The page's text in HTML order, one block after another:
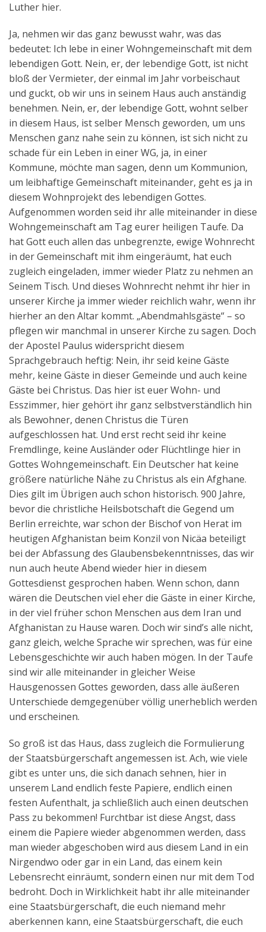
Luther hier.
Ja, nehmen wir das ganz bewusst wahr, was das
bedeutet: Ich lebe in einer Wohngemeinschaft mit dem
lebendigen Gott. Nein, er, der lebendige Gott, ist nicht
bloß der Vermieter, der einmal im Jahr vorbeischaut
und guckt, ob wir uns in seinem Haus auch anständig
benehmen. Nein, er, der lebendige Gott, wohnt selber
in diesem Haus, ist selber Mensch geworden, um uns
Menschen ganz nahe sein zu können, ist sich nicht zu
schade für ein Leben in einer WG, ja, in einer
Kommune, möchte man sagen, denn um Kommunion,
um leibhaftige Gemeinschaft miteinander, geht es ja in
diesem Wohnprojekt des lebendigen Gottes.
Aufgenommen worden seid ihr alle miteinander in diese
Wohngemeinschaft am Tag eurer heiligen Taufe. Da
hat Gott euch allen das unbegrenzte, ewige Wohnrecht
in der Gemeinschaft mit ihm eingeräumt, hat euch
zugleich eingeladen, immer wieder Platz zu nehmen an
Seinem Tisch. Und dieses Wohnrecht nehmt ihr hier in
unserer Kirche ja immer wieder reichlich wahr, wenn ihr
hierher an den Altar kommt. „Abendmahlsgäste“ – so
pflegen wir manchmal in unserer Kirche zu sagen. Doch
der Apostel Paulus widerspricht diesem
Sprachgebrauch heftig: Nein, ihr seid keine Gäste
mehr, keine Gäste in dieser Gemeinde und auch keine
Gäste bei Christus. Das hier ist euer Wohn- und
Esszimmer, hier gehört ihr ganz selbstverständlich hin
als Bewohner, denen Christus die Türen
aufgeschlossen hat. Und erst recht seid ihr keine
Fremdlinge, keine Ausländer oder Flüchtlinge hier in
Gottes Wohngemeinschaft. Ein Deutscher hat keine
größere natürliche Nähe zu Christus als ein Afghane.
Dies gilt im Übrigen auch schon historisch. 900 Jahre,
bevor die christliche Heilsbotschaft die Gegend um
Berlin erreichte, war schon der Bischof von Herat im
heutigen Afghanistan beim Konzil von Nicäa beteiligt
bei der Abfassung des Glaubensbekenntnisses, das wir
nun auch heute Abend wieder hier in diesem
Gottesdienst gesprochen haben. Wenn schon, dann
wären die Deutschen viel eher die Gäste in einer Kirche,
in der viel früher schon Menschen aus dem Iran und
Afghanistan zu Hause waren. Doch wir sind’s alle nicht,
ganz gleich, welche Sprache wir sprechen, was für eine
Lebensgeschichte wir auch haben mögen. In der Taufe
sind wir alle miteinander in gleicher Weise
Hausgenossen Gottes geworden, dass alle äußeren
Unterschiede demgegenüber völlig unerheblich werden
und erscheinen.
So groß ist das Haus, dass zugleich die Formulierung
der Staatsbürgerschaft angemessen ist. Ach, wie viele
gibt es unter uns, die sich danach sehnen, hier in
unserem Land endlich feste Papiere, endlich einen
festen Aufenthalt, ja schließlich auch einen deutschen
Pass zu bekommen! Furchtbar ist diese Angst, dass
einem die Papiere wieder abgenommen werden, dass
man wieder abgeschoben wird aus diesem Land in ein
Nirgendwo oder gar in ein Land, das einem kein
Lebensrecht einräumt, sondern einen nur mit dem Tod
bedroht. Doch in Wirklichkeit habt ihr alle miteinander
eine Staatsbürgerschaft, die euch niemand mehr
aberkennen kann, eine Staatsbürgerschaft, die euch